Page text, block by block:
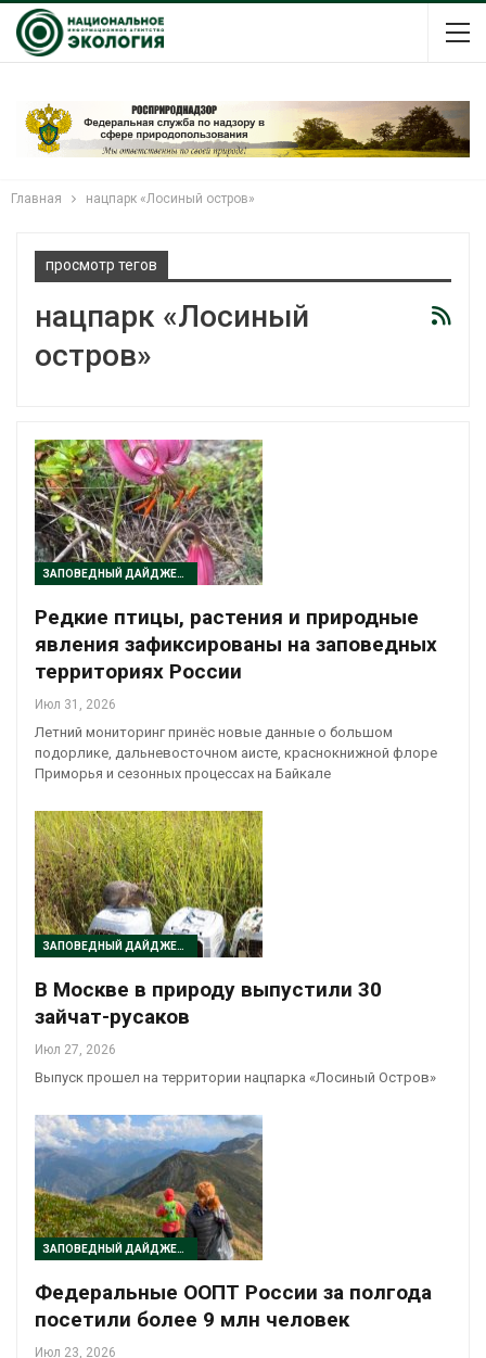
Главная нацпарк «Лосиный остров»
просмотр тегов
нацпарк «Лосиный
остров»
ЗАПОВЕДНЫЙ ДАЙДЖЕСТ
Редкие птицы, растения и природные
явления зафиксированы на заповедных
территориях России
Июл 31, 2026
Летний мониторинг принёс новые данные о большом
подорлике, дальневосточном аисте, краснокнижной флоре
Приморья и сезонных процессах на Байкале
ЗАПОВЕДНЫЙ ДАЙДЖЕСТ
В Москве в природу выпустили 30
зайчат-русаков
Июл 27, 2026
Выпуск прошел на территории нацпарка «Лосиный Остров»
ЗАПОВЕДНЫЙ ДАЙДЖЕСТ
Федеральные ООПТ России за полгода
посетили более 9 млн человек
Июл 23, 2026